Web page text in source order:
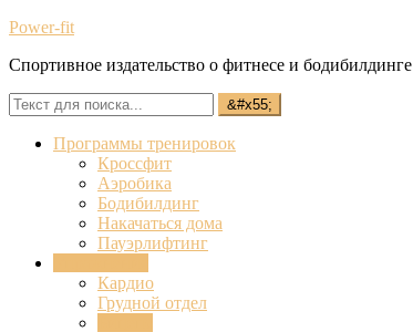
Power-fit
Спортивное издательство о фитнесе и бодибилдинге
Программы тренировок
Кроссфит
Аэробика
Бодибилдинг
Накачаться дома
Пауэрлифтинг
Кардио
Грудной отдел